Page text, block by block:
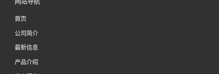
首页
公司简介
最新信息
产品介绍